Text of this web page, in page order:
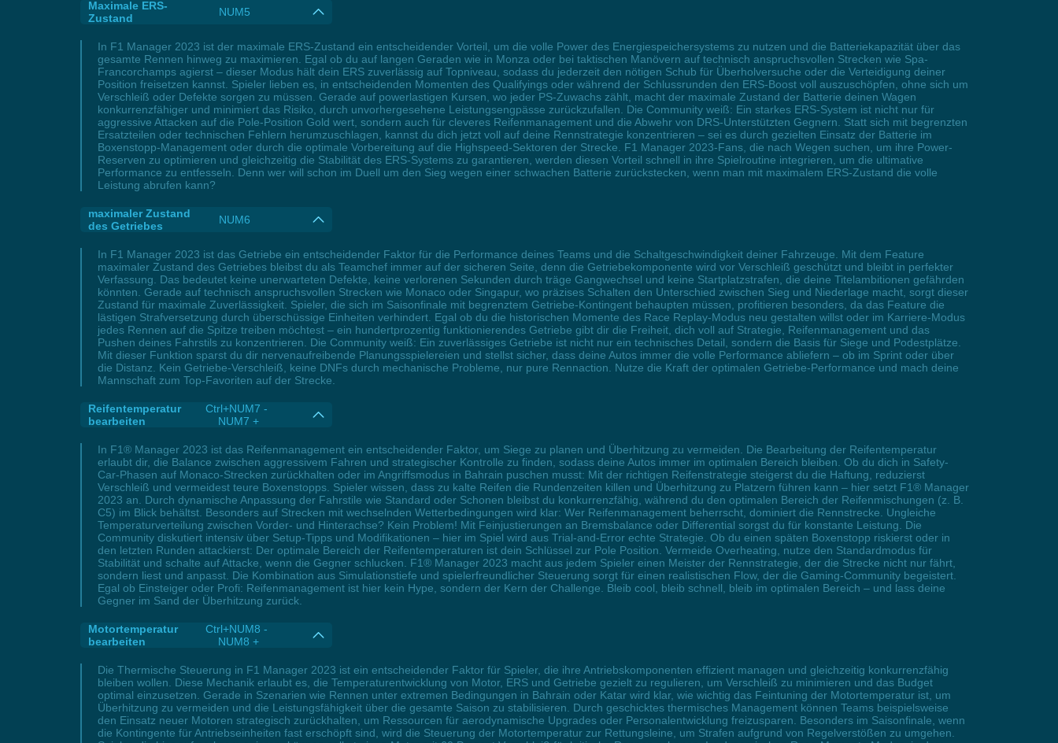
Maximale ERS-
Zustand
NUM5
In F1 Manager 2023 ist der maximale ERS-Zustand ein entscheidender Vorteil, um die volle Power des Energiespeichersystems zu nutzen und die Batteriekapazität über das
gesamte Rennen hinweg zu maximieren. Egal ob du auf langen Geraden wie in Monza oder bei taktischen Manövern auf technisch anspruchsvollen Strecken wie Spa-
Francorchamps agierst – dieser Modus hält dein ERS zuverlässig auf Topniveau, sodass du jederzeit den nötigen Schub für Überholversuche oder die Verteidigung deiner
Position freisetzen kannst. Spieler lieben es, in entscheidenden Momenten des Qualifyings oder während der Schlussrunden den ERS-Boost voll auszuschöpfen, ohne sich um
Verschleiß oder Defekte sorgen zu müssen. Gerade auf powerlastigen Kursen, wo jeder PS-Zuwachs zählt, macht der maximale Zustand der Batterie deinen Wagen
konkurrenzfähiger und minimiert das Risiko, durch unvorhergesehene Leistungsengpässe zurückzufallen. Die Community weiß: Ein starkes ERS-System ist nicht nur für
aggressive Attacken auf die Pole-Position Gold wert, sondern auch für cleveres Reifenmanagement und die Abwehr von DRS-Unterstützten Gegnern. Statt sich mit begrenzten
Ersatzteilen oder technischen Fehlern herumzuschlagen, kannst du dich jetzt voll auf deine Rennstrategie konzentrieren – sei es durch gezielten Einsatz der Batterie im
Boxenstopp-Management oder durch die optimale Vorbereitung auf die Highspeed-Sektoren der Strecke. F1 Manager 2023-Fans, die nach Wegen suchen, um ihre Power-
Reserven zu optimieren und gleichzeitig die Stabilität des ERS-Systems zu garantieren, werden diesen Vorteil schnell in ihre Spielroutine integrieren, um die ultimative
Performance zu entfesseln. Denn wer will schon im Duell um den Sieg wegen einer schwachen Batterie zurückstecken, wenn man mit maximalem ERS-Zustand die volle
Leistung abrufen kann?
maximaler Zustand
des Getriebes
NUM6
In F1 Manager 2023 ist das Getriebe ein entscheidender Faktor für die Performance deines Teams und die Schaltgeschwindigkeit deiner Fahrzeuge. Mit dem Feature
maximaler Zustand des Getriebes bleibst du als Teamchef immer auf der sicheren Seite, denn die Getriebekomponente wird vor Verschleiß geschützt und bleibt in perfekter
Verfassung. Das bedeutet keine unerwarteten Defekte, keine verlorenen Sekunden durch träge Gangwechsel und keine Startplatzstrafen, die deine Titelambitionen gefährden
könnten. Gerade auf technisch anspruchsvollen Strecken wie Monaco oder Singapur, wo präzises Schalten den Unterschied zwischen Sieg und Niederlage macht, sorgt dieser
Zustand für maximale Zuverlässigkeit. Spieler, die sich im Saisonfinale mit begrenztem Getriebe-Kontingent behaupten müssen, profitieren besonders, da das Feature die
lästigen Strafversetzung durch überschüssige Einheiten verhindert. Egal ob du die historischen Momente des Race Replay-Modus neu gestalten willst oder im Karriere-Modus
jedes Rennen auf die Spitze treiben möchtest – ein hundertprozentig funktionierendes Getriebe gibt dir die Freiheit, dich voll auf Strategie, Reifenmanagement und das
Pushen deines Fahrstils zu konzentrieren. Die Community weiß: Ein zuverlässiges Getriebe ist nicht nur ein technisches Detail, sondern die Basis für Siege und Podestplätze.
Mit dieser Funktion sparst du dir nervenaufreibende Planungsspielereien und stellst sicher, dass deine Autos immer die volle Performance abliefern – ob im Sprint oder über
die Distanz. Kein Getriebe-Verschleiß, keine DNFs durch mechanische Probleme, nur pure Rennaction. Nutze die Kraft der optimalen Getriebe-Performance und mach deine
Mannschaft zum Top-Favoriten auf der Strecke.
Reifentemperatur
bearbeiten
Ctrl+NUM7 -
NUM7 +
In F1® Manager 2023 ist das Reifenmanagement ein entscheidender Faktor, um Siege zu planen und Überhitzung zu vermeiden. Die Bearbeitung der Reifentemperatur
erlaubt dir, die Balance zwischen aggressivem Fahren und strategischer Kontrolle zu finden, sodass deine Autos immer im optimalen Bereich bleiben. Ob du dich in Safety-
Car-Phasen auf Monaco-Strecken zurückhalten oder im Angriffsmodus in Bahrain puschen musst: Mit der richtigen Reifenstrategie steigerst du die Haftung, reduzierst
Verschleiß und vermeidest teure Boxenstopps. Spieler wissen, dass zu kalte Reifen die Rundenzeiten killen und Überhitzung zu Platzern führen kann – hier setzt F1® Manager
2023 an. Durch dynamische Anpassung der Fahrstile wie Standard oder Schonen bleibst du konkurrenzfähig, während du den optimalen Bereich der Reifenmischungen (z. B.
C5) im Blick behältst. Besonders auf Strecken mit wechselnden Wetterbedingungen wird klar: Wer Reifenmanagement beherrscht, dominiert die Rennstrecke. Ungleiche
Temperaturverteilung zwischen Vorder- und Hinterachse? Kein Problem! Mit Feinjustierungen an Bremsbalance oder Differential sorgst du für konstante Leistung. Die
Community diskutiert intensiv über Setup-Tipps und Modifikationen – hier im Spiel wird aus Trial-and-Error echte Strategie. Ob du einen späten Boxenstopp riskierst oder in
den letzten Runden attackierst: Der optimale Bereich der Reifentemperaturen ist dein Schlüssel zur Pole Position. Vermeide Overheating, nutze den Standardmodus für
Stabilität und schalte auf Attacke, wenn die Gegner schlucken. F1® Manager 2023 macht aus jedem Spieler einen Meister der Rennstrategie, der die Strecke nicht nur fährt,
sondern liest und anpasst. Die Kombination aus Simulationstiefe und spielerfreundlicher Steuerung sorgt für einen realistischen Flow, der die Gaming-Community begeistert.
Egal ob Einsteiger oder Profi: Reifenmanagement ist hier kein Hype, sondern der Kern der Challenge. Bleib cool, bleib schnell, bleib im optimalen Bereich – und lass deine
Gegner im Sand der Überhitzung zurück.
Motortemperatur
bearbeiten
Ctrl+NUM8 -
NUM8 +
Die Thermische Steuerung in F1 Manager 2023 ist ein entscheidender Faktor für Spieler, die ihre Antriebskomponenten effizient managen und gleichzeitig konkurrenzfähig
bleiben wollen. Diese Mechanik erlaubt es, die Temperaturentwicklung von Motor, ERS und Getriebe gezielt zu regulieren, um Verschleiß zu minimieren und das Budget
optimal einzusetzen. Gerade in Szenarien wie Rennen unter extremen Bedingungen in Bahrain oder Katar wird klar, wie wichtig das Feintuning der Motortemperatur ist, um
Überhitzung zu vermeiden und die Leistungsfähigkeit über die gesamte Saison zu stabilisieren. Durch geschicktes thermisches Management können Teams beispielsweise
den Einsatz neuer Motoren strategisch zurückhalten, um Ressourcen für aerodynamische Upgrades oder Personalentwicklung freizusparen. Besonders im Saisonfinale, wenn
die Kontingente für Antriebseinheiten fast erschöpft sind, wird die Steuerung der Motortemperatur zur Rettungsleine, um Strafen aufgrund von Regelverstößen zu umgehen.